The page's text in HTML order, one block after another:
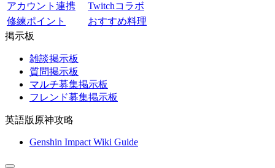
アカウント連携
Twitchコラボ
修練ポイント
おすすめ料理
掲示板
雑談掲示板
質問掲示板
マルチ募集掲示板
フレンド募集掲示板
英語版原神攻略
Genshin Impact Wiki Guide